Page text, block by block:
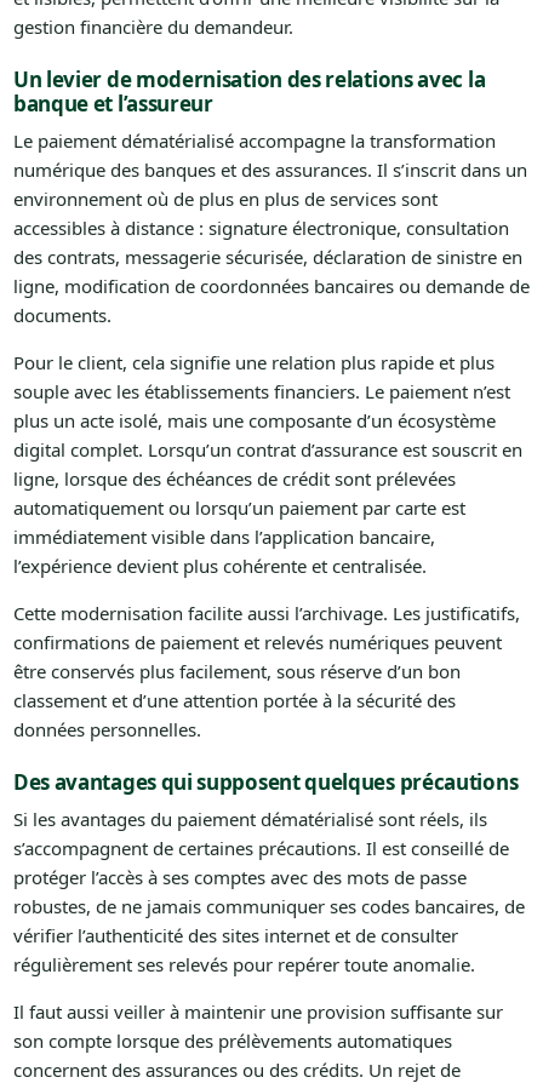
gestion financière du demandeur.
Un levier de modernisation des relations avec la
banque et l’assureur
Le paiement dématérialisé accompagne la transformation
numérique des banques et des assurances. Il s’inscrit dans un
environnement où de plus en plus de services sont
accessibles à distance : signature électronique, consultation
des contrats, messagerie sécurisée, déclaration de sinistre en
ligne, modification de coordonnées bancaires ou demande de
documents.
Pour le client, cela signifie une relation plus rapide et plus
souple avec les établissements financiers. Le paiement n’est
plus un acte isolé, mais une composante d’un écosystème
digital complet. Lorsqu’un contrat d’assurance est souscrit en
ligne, lorsque des échéances de crédit sont prélevées
automatiquement ou lorsqu’un paiement par carte est
immédiatement visible dans l’application bancaire,
l’expérience devient plus cohérente et centralisée.
Cette modernisation facilite aussi l’archivage. Les justificatifs,
confirmations de paiement et relevés numériques peuvent
être conservés plus facilement, sous réserve d’un bon
classement et d’une attention portée à la sécurité des
données personnelles.
Des avantages qui supposent quelques précautions
Si les avantages du paiement dématérialisé sont réels, ils
s’accompagnent de certaines précautions. Il est conseillé de
protéger l’accès à ses comptes avec des mots de passe
robustes, de ne jamais communiquer ses codes bancaires, de
vérifier l’authenticité des sites internet et de consulter
régulièrement ses relevés pour repérer toute anomalie.
Il faut aussi veiller à maintenir une provision suffisante sur
son compte lorsque des prélèvements automatiques
concernent des assurances ou des crédits. Un rejet de